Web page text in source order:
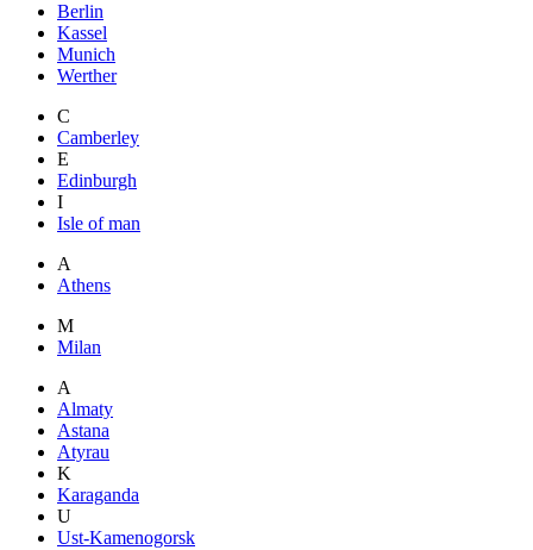
Berlin
Kassel
Munich
Werther
C
Camberley
E
Edinburgh
I
Isle of man
A
Athens
M
Milan
A
Almaty
Astana
Atyrau
K
Karaganda
U
Ust-Kamenogorsk